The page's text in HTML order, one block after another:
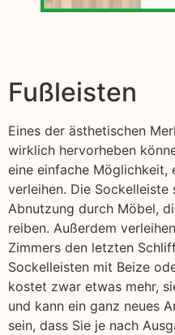
Fußleisten
Eines der ästhetischen
wirklich hervorheben
eine einfache Möglichkeit,
verleihen. Die
Abnutzung durch Möbel,
reiben. Außerdem
Zimmers den letzten
Sockelleisten mit Beize
kostet zwar etwas mehr,
und kann ein ganz neues
sein, dass Sie je nach